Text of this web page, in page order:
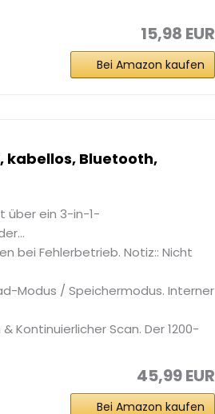
15,98 EUR
Bei Amazon kaufen
kabellos, Bluetooth,
über ein 3-in-1-
bei Fehlerbetrieb. Notiz:: Nicht
Modus / Speichermodus. Interner
Kontinuierlicher Scan. Der 1200-
45,99 EUR
Bei Amazon kaufen